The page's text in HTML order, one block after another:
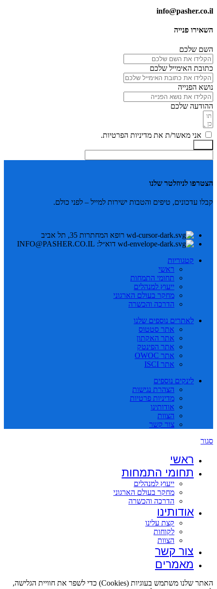
info@pasher.co.il
השאירו פנייה
השם שלכם
כתובת האימייל שלכם
נושא הפנייה
ההודעה שלכם
אני מאשר/ת את מדיניות הפרטיות.
הצטרפו לניוזלטר שלנו
קבלו עדכונים, טיפים והטבות ישירות למייל – לפני כולם.
רופא המחתרות 35, תל אביב
דוא״ל: INFO@PASHER.CO.IL
קטגוריות
ראשי
תחומי התמחות
ייעוץ למנהלים
מחקר בעולם הארגוני
הדרכה והכשרה
לאתרים נוספים שלנו
אתר סטטוס
אתר האקתון
אתר הפינטק
אתר OWOC
אתר ISCI
לינקים נוספים
הצהרת נגישות
מדיניות פרטיות
אודותינו
הצוות
צור קשר
סגור
ראשי
תחומי התמחות
ייעוץ למנהלים
מחקר בעולם הארגוני
הדרכה והכשרה
אודותינו
קצת עלינו
לקוחות
הצוות
צור קשר
מאמרים
האתר שלנו משתמש בעוגיות (Cookies) כדי לשפר את חוויית הגלישה,